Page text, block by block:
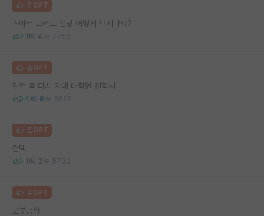
김GPT
스마트 그리드 전망 어떻게 보시나요?
1 4 7756
김GPT
취업 후 다시 자대 대학원 진학시
0 8 3822
김GPT
컨택
1 3 5730
김GPT
로봇공학